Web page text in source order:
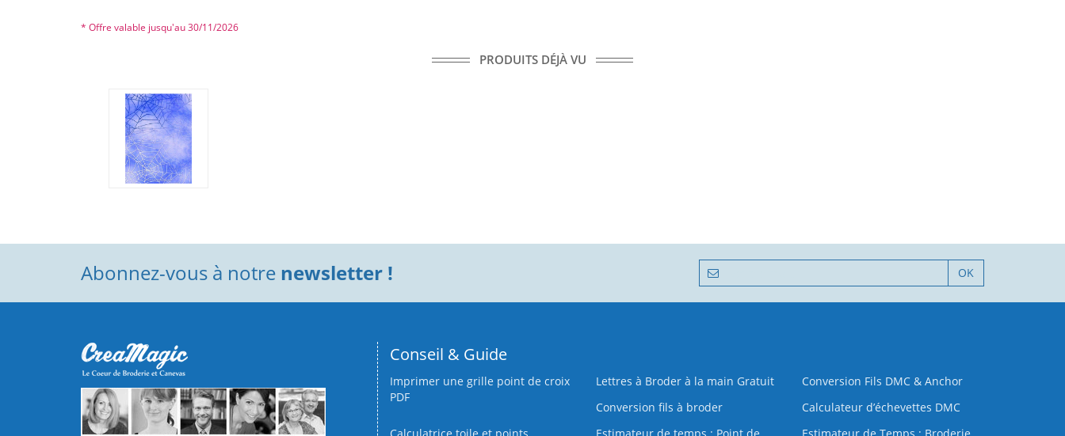
* Offre valable jusqu'au 30/11/2026
PRODUITS DÉJÀ VU
Abonnez-vous à notre newsletter ! OK
Conseil & Guide
Imprimer une grille point de croix
PDF
Lettres à Broder à la main Gratuit
Conversion Fils DMC & Anchor
Conversion fils à broder
Calculateur d’échevettes DMC